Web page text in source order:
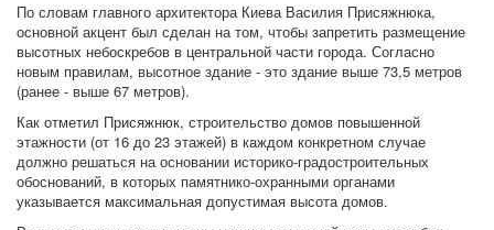
По словам главного архитектора Киева Василия Присяжнюка,
основной акцент был сделан на том, чтобы запретить размещение
высотных небоскребов в центральной части города. Согласно
новым правилам, высотное здание - это здание выше 73,5 метров
(ранее - выше 67 метров).
Как отметил Присяжнюк, строительство домов повышенной
этажности (от 16 до 23 этажей) в каждом конкретном случае
должно решаться на основании историко-градостроительных
обоснований, в которых памятнико-охранными органами
указывается максимальная допустимая высота домов.